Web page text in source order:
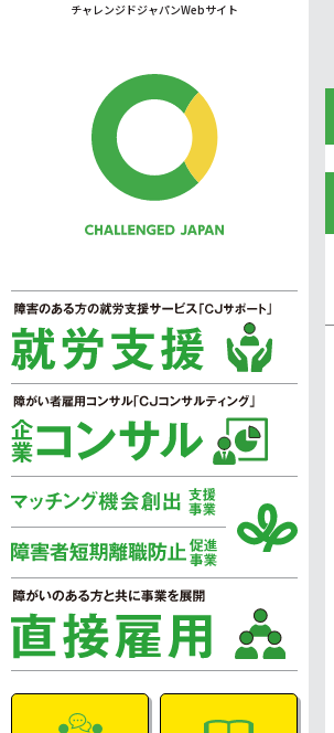
チャレンジドジャパンWebサイト